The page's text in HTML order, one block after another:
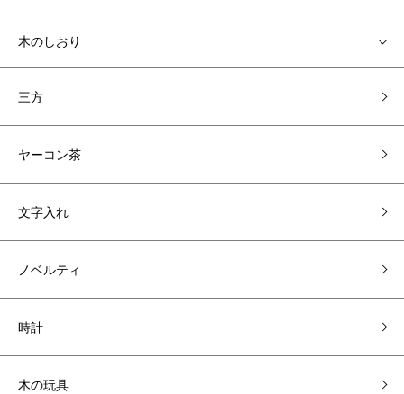
木のしおり
三方
ヤーコン茶
文字入れ
ノベルティ
時計
木の玩具